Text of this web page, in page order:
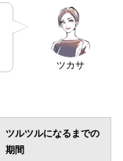
ツカサ
ツルツルになるまでの
期間